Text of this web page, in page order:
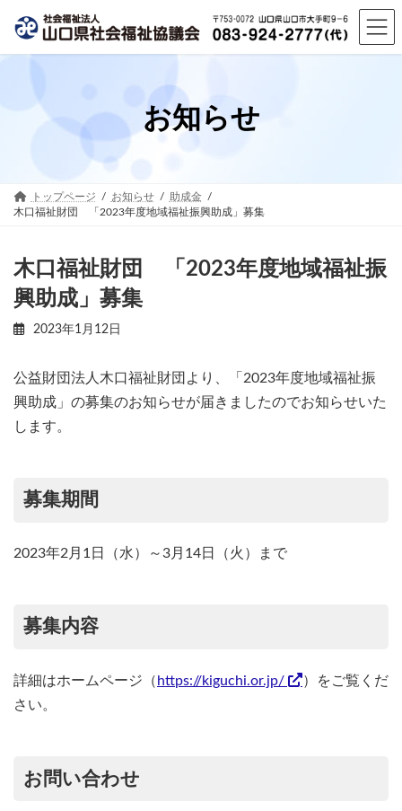
お知らせ
トップページ お知らせ
助成金
木口福祉財団 「2023年度地域福祉振興助成」募集
木口福祉財団 「2023年度地域福祉振
興助成」募集
2023年1月12日
公益財団法人木口福祉財団より、「2023年度地域福祉振
興助成」の募集のお知らせが届きましたのでお知らせいた
します。
募集期間
2023年2月1日（水）～3月14日（火）まで
募集内容
詳細はホームページ（ https://kiguchi.or.jp/
）をご覧くだ
さい。
お問い合わせ